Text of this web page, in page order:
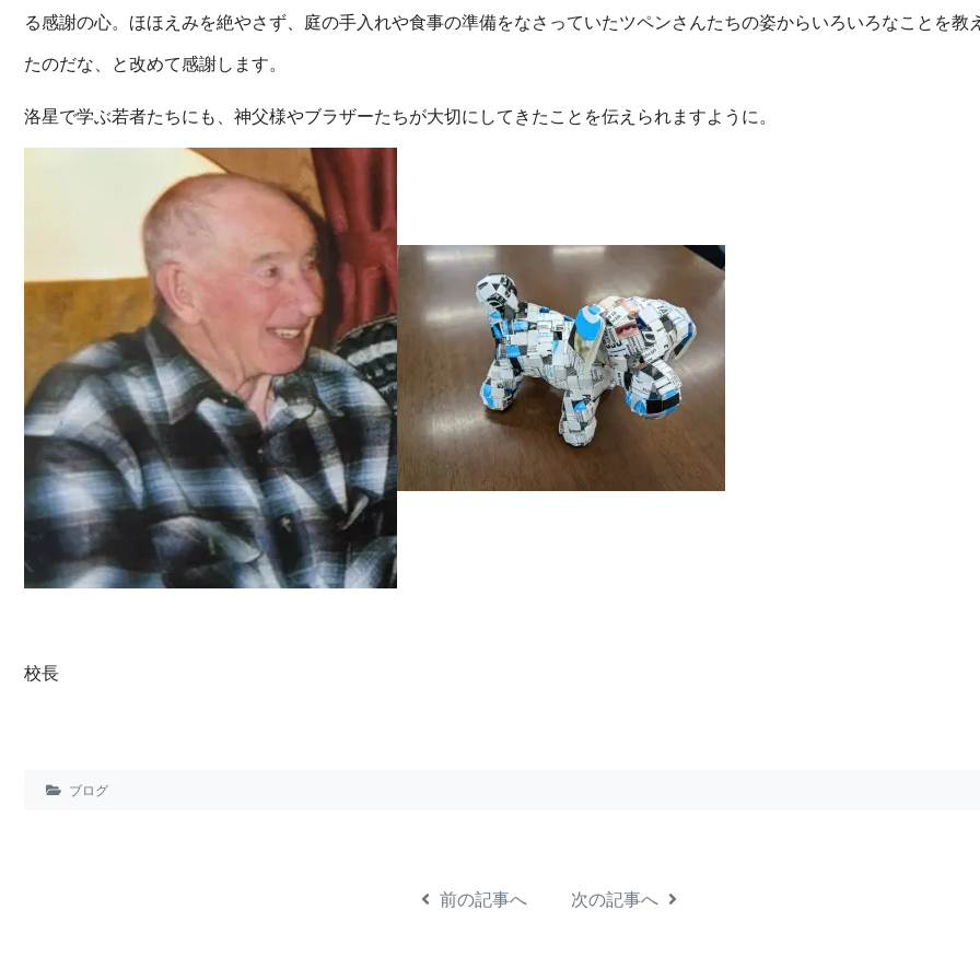
る感謝の心。ほほえみを絶やさず、庭の手入れや食事の準備をなさっていたツペンさんたちの姿からいろいろなことを教
たのだな、と改めて感謝します。
洛星で学ぶ若者たちにも、神父様やブラザーたちが大切にしてきたことを伝えられますように。
校長
ブログ
前の記事へ 次の記事へ